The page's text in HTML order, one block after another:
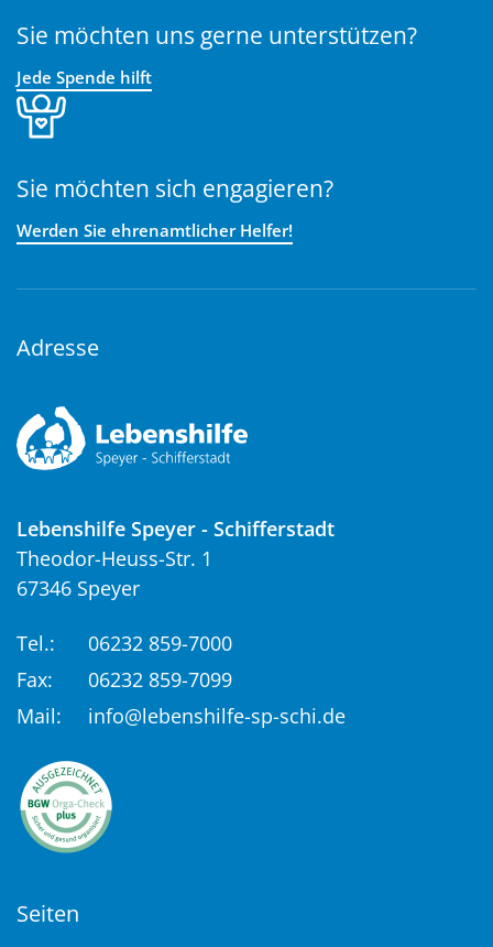
Sie möchten uns gerne unterstützen?
Jede Spende hilft
Sie möchten sich engagieren?
Werden Sie ehrenamtlicher Helfer!
Adresse
Lebenshilfe Speyer - Schifferstadt
Theodor-Heuss-Str. 1
67346 Speyer
Tel.:
06232 859-7000
Fax:
06232 859-7099
Mail:
info@lebenshilfe-sp-schi.de
Seiten